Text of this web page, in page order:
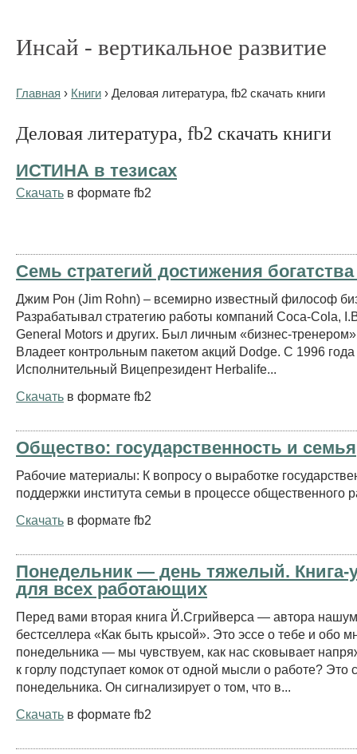
Инсай - вертикальное развитие
Главная › Книги › Деловая литература, fb2 скачать книги
Деловая литература, fb2 скачать книги
ИСТИНА в тезисах
Скачать в формате fb2
Семь стратегий достижения
Джим Рон (Jim Rohn) – всемирно известный философ
Разрабатывал стратегию работы компаний Coca-Cola,
General Motors и других. Был личным «бизнес-
Владеет контрольным пакетом акций Dodge. С 1996 года
Исполнительный Вицепрезидент Herbalife...
Скачать в формате fb2
Общество: государственность и семья
Рабочие материалы: К вопросу о выработке
поддержки института семьи в процессе общественного
Скачать в формате fb2
Понедельник — день тяжелый. Книга-
для всех работающих
Перед вами вторая книга Й.Сгрийверса — автора
бестселлера «Как быть крысой». Это эссе о тебе и обо
понедельника — мы чувствуем, как нас сковывает
к горлу подступает комок от одной мысли о работе? Это
понедельника. Он сигнализирует о том, что в...
Скачать в формате fb2